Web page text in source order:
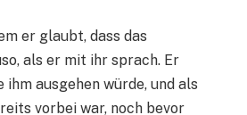
er glaubt, dass das
als er mit ihr sprach. Er
ausgehen würde, und als
vorbei war, noch bevor